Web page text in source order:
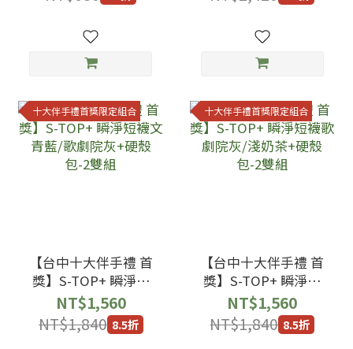
灰/淺奶茶+硬殼包-3
十大伴手禮首獎限定組合
【台中十大伴手禮 首
獎】S-TOP+ 瞬淨短
襪文青藍/歌劇院灰
+硬殼包-2雙組
NT$1,560
NT$1,840 8.5折
十大伴手禮首獎限定組合
【台中十大伴手禮 首
獎】S-TOP+ 瞬淨短
襪歌劇院灰/淺奶茶
+硬殼包-2雙組
NT$1,560
NT$1,840 8.5折